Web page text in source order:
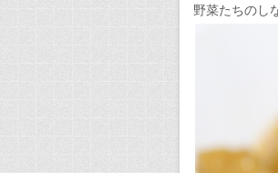
野菜たちのし